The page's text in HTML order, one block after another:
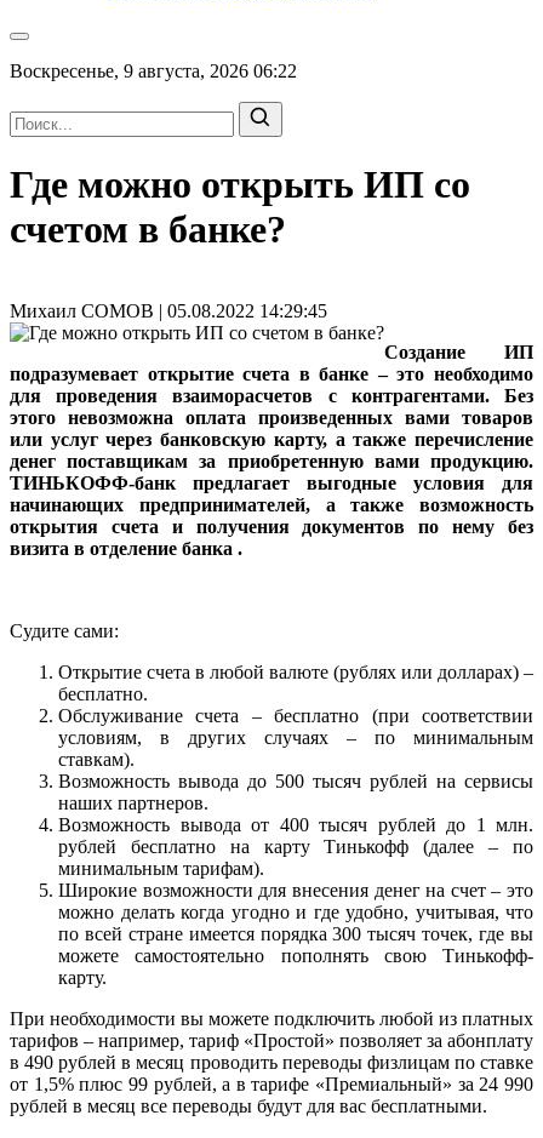
Воскресенье, 9 августа, 2026 06:22
Где можно открыть ИП со
счетом в банке?
Михаил СОМОВ | 05.08.2022 14:29:45
Создание ИП
подразумевает открытие счета в банке – это необходимо
для проведения взаиморасчетов с контрагентами. Без
этого невозможна оплата произведенных вами товаров
или услуг через банковскую карту, а также перечисление
денег поставщикам за приобретенную вами продукцию.
ТИНЬКОФФ-банк предлагает выгодные условия для
начинающих предпринимателей, а также возможность
открытия счета и получения документов по нему без
визита в отделение банка .
Судите сами:
Открытие счета в любой валюте (рублях или долларах) –
бесплатно.
Обслуживание счета – бесплатно (при соответствии
условиям, в других случаях – по минимальным
ставкам).
Возможность вывода до 500 тысяч рублей на сервисы
наших партнеров.
Возможность вывода от 400 тысяч рублей до 1 млн.
рублей бесплатно на карту Тинькофф (далее – по
минимальным тарифам).
Широкие возможности для внесения денег на счет – это
можно делать когда угодно и где удобно, учитывая, что
по всей стране имеется порядка 300 тысяч точек, где вы
можете самостоятельно пополнять свою Тинькофф-
карту.
При необходимости вы можете подключить любой из платных
тарифов – например, тариф «Простой» позволяет за абонплату
в 490 рублей в месяц проводить переводы физлицам по ставке
от 1,5% плюс 99 рублей, а в тарифе «Премиальный» за 24 990
рублей в месяц все переводы будут для вас бесплатными.